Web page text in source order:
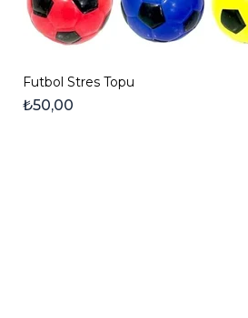
Futbol Stres Topu
₺50,00